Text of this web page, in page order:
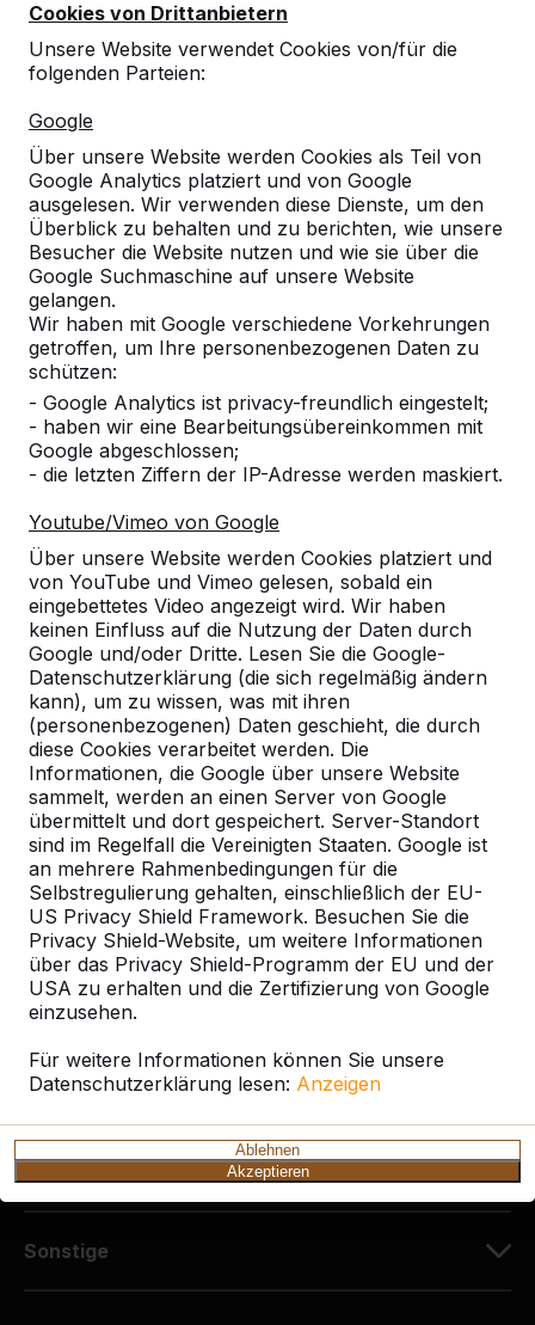
Cookies von Drittanbietern
Unsere Website verwendet Cookies von/für die
folgenden Parteien:
Google
Über unsere Website werden Cookies als Teil von
Google Analytics platziert und von Google
ausgelesen. Wir verwenden diese Dienste, um den
Überblick zu behalten und zu berichten, wie unsere
Besucher die Website nutzen und wie sie über die
Google Suchmaschine auf unsere Website
gelangen.
Wir haben mit Google verschiedene Vorkehrungen
getroffen, um Ihre personenbezogenen Daten zu
schützen:
- Google Analytics ist privacy-freundlich eingestelt;
- haben wir eine Bearbeitungsübereinkommen mit
Google abgeschlossen;
- die letzten Ziffern der IP-Adresse werden maskiert.
Youtube/Vimeo von Google
Über unsere Website werden Cookies platziert und
von YouTube und Vimeo gelesen, sobald ein
eingebettetes Video angezeigt wird. Wir haben
keinen Einfluss auf die Nutzung der Daten durch
Google und/oder Dritte. Lesen Sie die Google-
Datenschutzerklärung (die sich regelmäßig ändern
kann), um zu wissen, was mit ihren
(personenbezogenen) Daten geschieht, die durch
diese Cookies verarbeitet werden. Die
Informationen, die Google über unsere Website
sammelt, werden an einen Server von Google
übermittelt und dort gespeichert. Server-Standort
sind im Regelfall die Vereinigten Staaten. Google ist
an mehrere Rahmenbedingungen für die
Selbstregulierung gehalten, einschließlich der EU-
US Privacy Shield Framework. Besuchen Sie die
Privacy Shield-Website, um weitere Informationen
über das Privacy Shield-Programm der EU und der
USA zu erhalten und die Zertifizierung von Google
einzusehen.
Für weitere Informationen können Sie unsere
Datenschutzerklärung lesen: Anzeigen
Ablehnen
Akzeptieren
Referenzen
Unsere Produkte finden Sie in ganz Europa
und darüber hinaus. Sehen Sie hier, wo Sie
ein HeBlad-Produkt in Ihrer Nähe finden.
Produkt
Alles anzeigen
Kategorie
Alles anzeigen
Ort oder Postleitzahl suchen
Kontakt
HeBlad Deutschland
Diekerstraße 97
42781 Haan
Deutschland
+49 212 934 77 25
info@HeBlad.de
Kundenservice
Sonstige